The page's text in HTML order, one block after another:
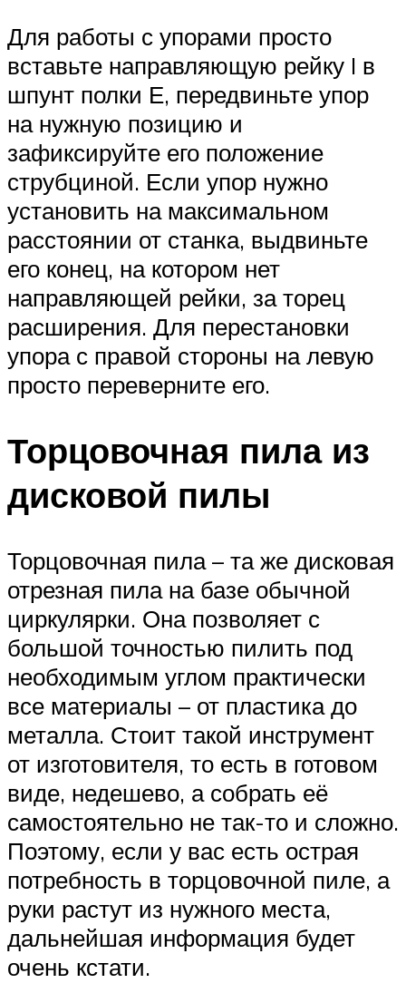
Для работы с упорами просто
вставьте направляющую рейку I в
шпунт полки Е, передвиньте упор
на нужную позицию и
зафиксируйте его положение
струбциной. Если упор нужно
установить на максимальном
расстоянии от станка, выдвиньте
его конец, на котором нет
направляющей рейки, за торец
расширения. Для перестановки
упора с правой стороны на левую
просто переверните его.
Торцовочная пила из
дисковой пилы
Торцовочная пила – та же дисковая
отрезная пила на базе обычной
циркулярки. Она позволяет с
большой точностью пилить под
необходимым углом практически
все материалы – от пластика до
металла. Стоит такой инструмент
от изготовителя, то есть в готовом
виде, недешево, а собрать её
самостоятельно не так-то и сложно.
Поэтому, если у вас есть острая
потребность в торцовочной пиле, а
руки растут из нужного места,
дальнейшая информация будет
очень кстати.